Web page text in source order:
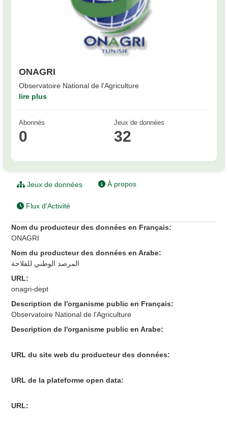
ONAGRI
Observatoire National de l'Agriculture
lire plus
Abonnés
0
Jeux de données
32
Jeux de données À propos
Flux d'Activité
Nom du producteur des données en Français:
ONAGRI
Nom du producteur des données en Arabe:
المرصد الوطني للفلاحة
URL:
onagri-dept
Description de l'organisme public en Français:
Observatoire National de l'Agriculture
Description de l'organisme public en Arabe:
URL du site web du producteur des données:
URL de la plateforme open data:
URL: